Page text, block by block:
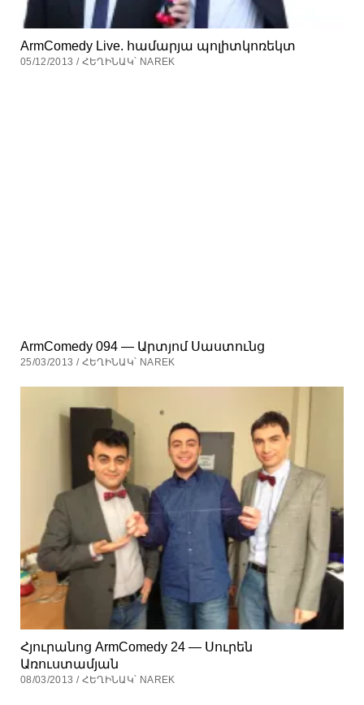
ArmComedy Live. համարյա պոլիտկոռեկտ
05/12/2013 / ՀԵՂԻՆԱԿ՝ NAREK
ArmComedy 094 — Արտյոմ Սաստունց
25/03/2013 / ՀԵՂԻՆԱԿ՝ NAREK
Հյուրանոց ArmComedy 24 — Սուրեն
Առուստամյան
08/03/2013 / ՀԵՂԻՆԱԿ՝ NAREK